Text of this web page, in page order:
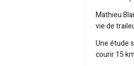
Mathieu
vie de
Une étude
courir 15